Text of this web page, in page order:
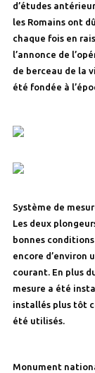
d’études
les Romains ont
chaque fois en
l’annonce de
de berceau de la
été fondée à
Système de
Les deux
bonnes
encore d’environ
courant. En plus
mesure a été
installés plus tôt
été utilisés.
Monument